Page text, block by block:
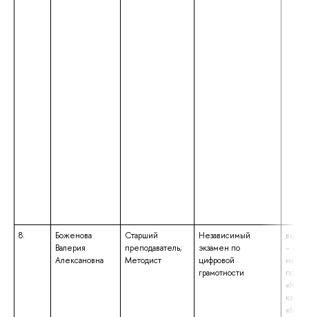
8.
Боженова
Валерия
Алексановна
Старший
преподаватель;
Методист
Независимый
экзамен по
цифровой
грамотности
–